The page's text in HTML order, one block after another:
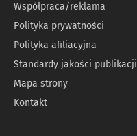
Współpraca/reklama
Polityka prywatności
Polityka afiliacyjna
Standardy jakości publikacji
Mapa strony
Kontakt